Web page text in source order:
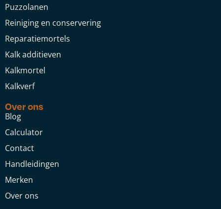
Puzzolanen
Reiniging en conservering
Reparatiemortels
Kalk additieven
Kalkmortel
Kalkverf
Over ons
Blog
Calculator
Contact
Handleidingen
Merken
Over ons